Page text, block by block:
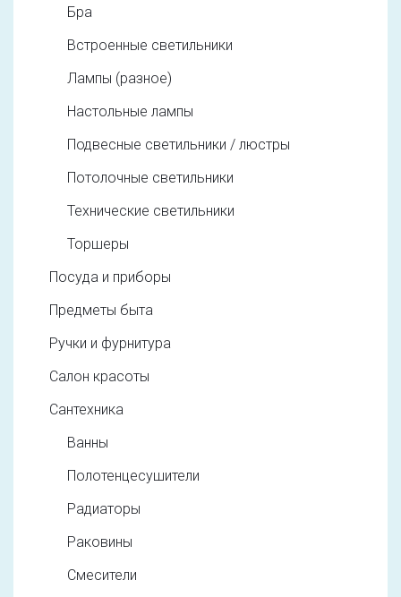
Бра
Встроенные светильники
Лампы (разное)
Настольные лампы
Подвесные светильники / люстры
Потолочные светильники
Технические светильники
Торшеры
Посуда и приборы
Предметы быта
Ручки и фурнитура
Салон красоты
Сантехника
Ванны
Полотенцесушители
Радиаторы
Раковины
Смесители